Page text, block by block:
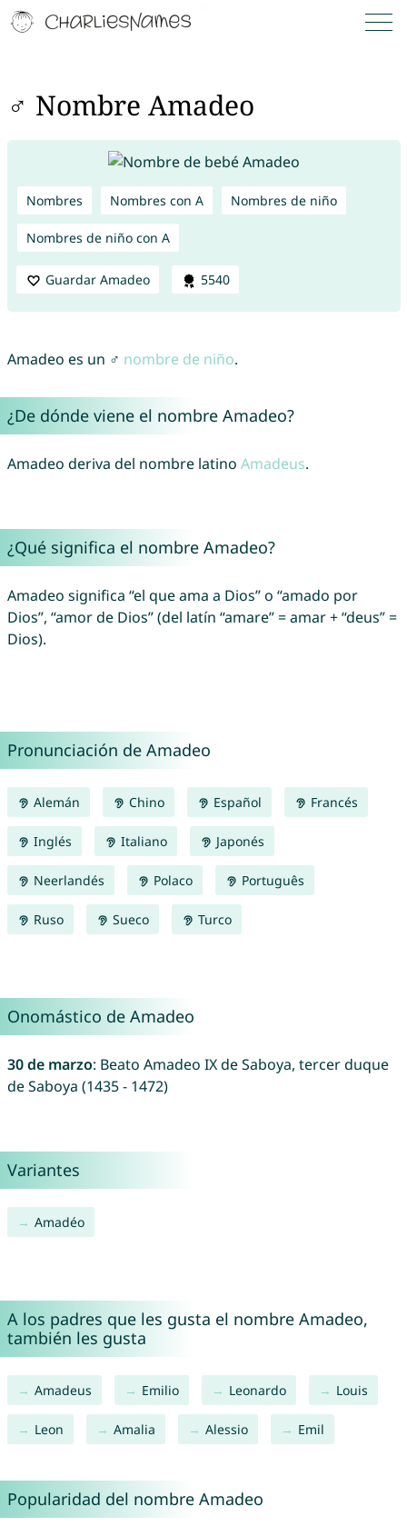
♂ Nombre Amadeo
Nombres Nombres con A Nombres de niño
Nombres de niño con A
Guardar Amadeo 5540
Amadeo es un ♂ nombre de niño.
¿De dónde viene el nombre Amadeo?
Amadeo deriva del nombre latino Amadeus.
¿Qué significa el nombre Amadeo?
Amadeo significa “el que ama a Dios” o “amado por
Dios”, “amor de Dios” (del latín “amare” = amar + “deus” =
Dios).
Pronunciación de Amadeo
Alemán Chino Español Francés
Inglés Italiano Japonés
Neerlandés Polaco Português
Ruso Sueco Turco
Onomástico de Amadeo
30 de marzo: Beato Amadeo IX de Saboya, tercer duque
de Saboya (1435 - 1472)
Variantes
Amadéo
A los padres que les gusta el nombre Amadeo,
también les gusta
Amadeus Emilio Leonardo Louis
Leon Amalia Alessio Emil
Popularidad del nombre Amadeo